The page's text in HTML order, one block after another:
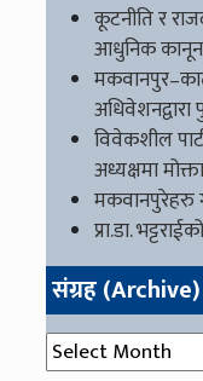
कूटनीति र
आधुनिक
विवेकशील
अध्यक्षमा
मकवानपुरेहरु
प्रा.डा.
संग्रह (Archive)
संग्रह (Archive)